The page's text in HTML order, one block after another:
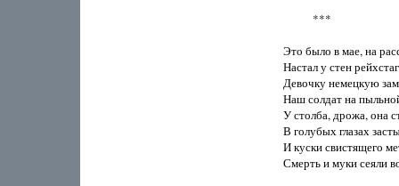
           ***
Это было в мае, на
Настал у стен
Девочку немецкую
Наш солдат на
У столба, дрожа, она
В голубых глазах
И куски свистящего
Смерть и муки сеяли